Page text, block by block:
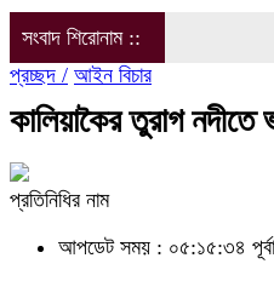
সংবাদ শিরোনাম ::
প্রচ্ছদ / আইন বিচার
কালিয়াকৈর তুরাগ
প্রতিনিধির নাম
আপডেট সময় : ০৫:১৫:৩৪